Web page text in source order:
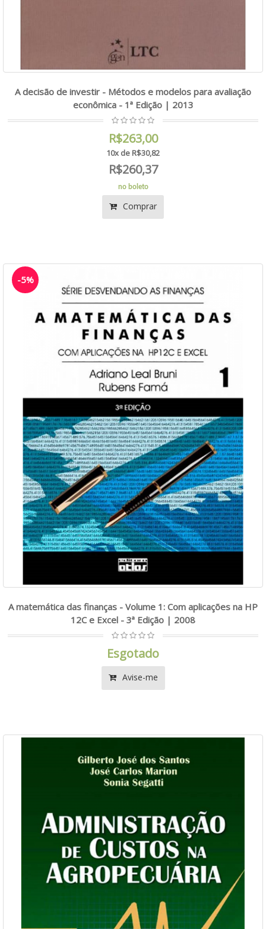
A decisão de investir - Métodos e modelos para avaliação
econômica - 1ª Edição | 2013
R$263,00
10x de R$30,82
R$260,37
no boleto
Comprar
-5%
A matemática das finanças - Volume 1: Com aplicações na HP
12C e Excel - 3ª Edição | 2008
Esgotado
Avise-me